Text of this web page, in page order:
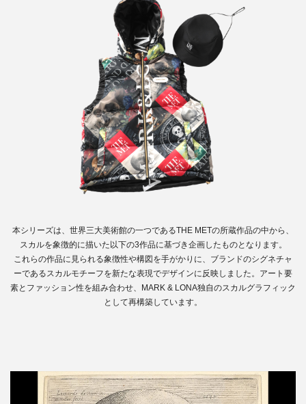
本シリーズは、世界三大美術館の一つであるTHE METの所蔵作品の中から、
スカルを象徴的に描いた以下の3作品に基づき企画したものとなります。
これらの作品に見られる象徴性や構図を手がかりに、ブランドのシグネチャ
ーであるスカルモチーフを新たな表現でデザインに反映しました。アート要
素とファッション性を組み合わせ、MARK & LONA独自のスカルグラフィック
として再構築しています。